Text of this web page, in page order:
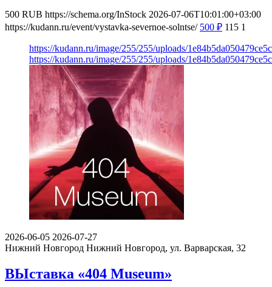
500 RUB https://schema.org/InStock 2026-07-06T10:01:00+03:00
https://kudann.ru/event/vystavka-severnoe-solntse/ 500 ₽ 115 1
https://kudann.ru/image/255/255/uploads/
https://kudann.ru/image/255/255/uploads/
2026-06-05 2026-07-27
Нижний Новгород Нижний Новгород, ул. Варварская, 32
ВЫставка «404 Museum»